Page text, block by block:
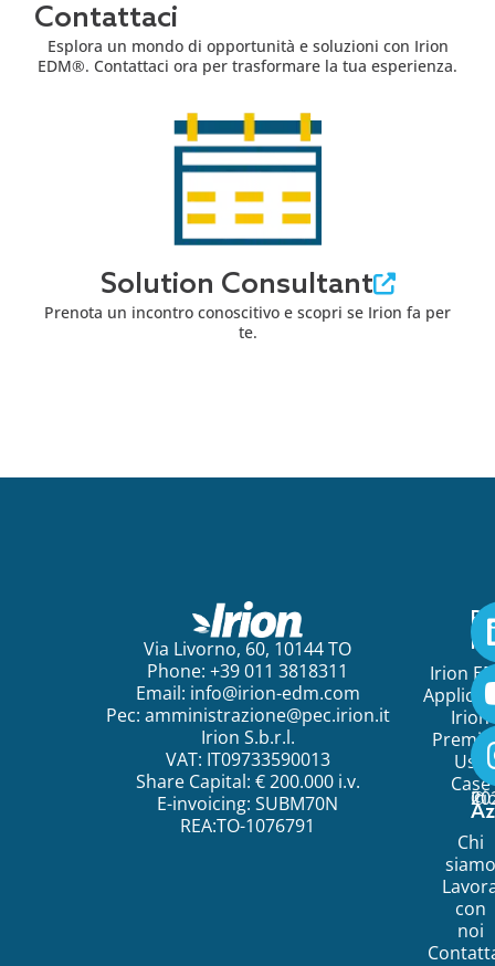
Contattaci
Esplora un mondo di opportunità e soluzioni con Irion
EDM®. Contattaci ora per trasformare la tua esperienza.
Solution Consultant
Prenota un incontro conoscitivo e scopri se Irion fa per
te.
Via Livorno, 60, 10144 TO
Phone: +39 011 3818311
Email: info@irion-edm.com
Pec: amministrazione@pec.irion.it
Irion S.b.r.l.
VAT: IT09733590013
Share Capital: € 200.000 i.v.
E-invoicing: SUBM70N
REA:TO-1076791
Irion
Irion
Use
Case
Chi
siamo
con
noi
©